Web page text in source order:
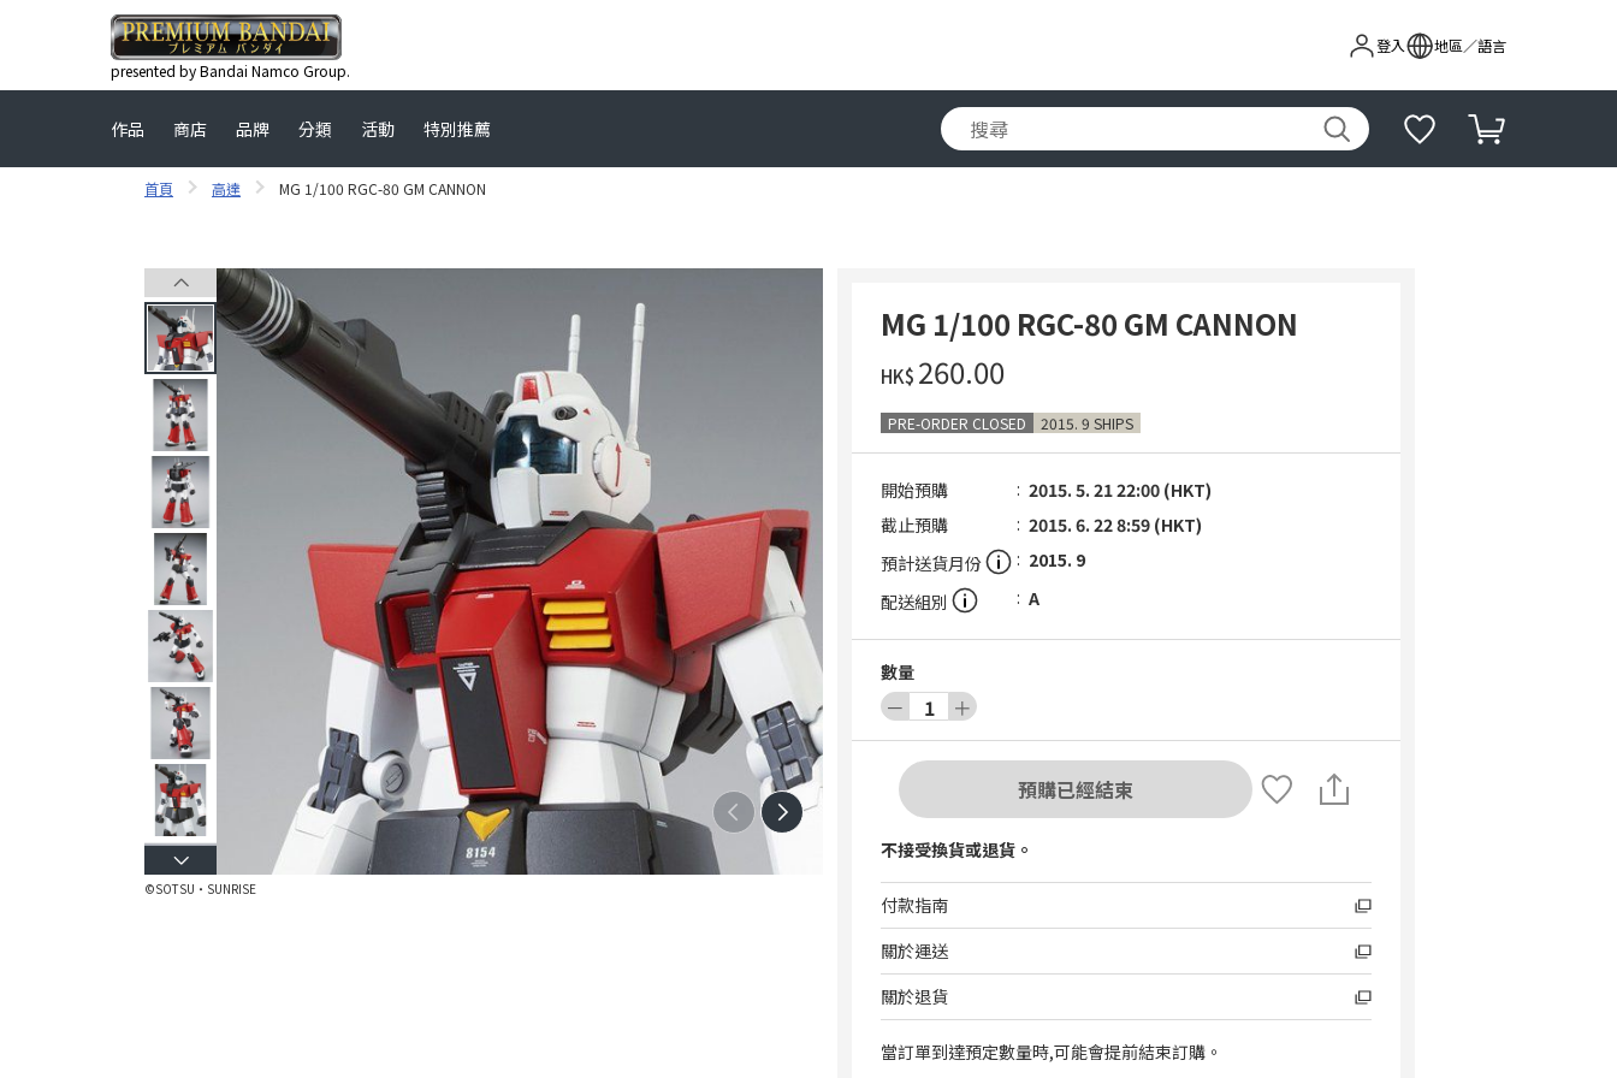
presented by Bandai Namco Group.
登入 地區／語言
作品 商店 品牌 分類 活動 特別推薦
首頁 高達 MG 1/100 RGC-80 GM CANNON
©SOTSU・SUNRISE
MG 1/100 RGC-80 GM CANNON
HK$ ‌260.00
PRE-ORDER CLOSED 2015. 9 SHIPS
開始預購
2015. 5. 21 22:00 (HKT)
截止預購
2015. 6. 22 8:59 (HKT)
預計送貨月份
2015. 9
配送組別
A
數量
－ 1 ＋
預購已經結束
不接受換貨或退貨。
付款指南
關於運送
關於退貨
當訂單到達預定數量時,可能會提前結束訂購。